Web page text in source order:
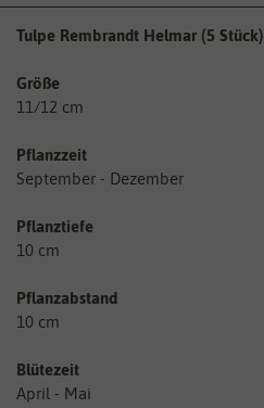
Tulpe Rembrandt Helmar (5 Stück)
Größe
11/12 cm
Pflanzzeit
September - Dezember
Pflanztiefe
10 cm
Pflanzabstand
10 cm
Blütezeit
April - Mai